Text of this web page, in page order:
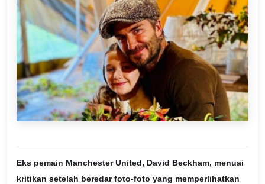
Eks pemain Manchester United, David Beckham, menuai
kritikan setelah beredar foto-foto yang memperlihatkan